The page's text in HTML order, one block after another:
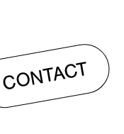
CONTACT